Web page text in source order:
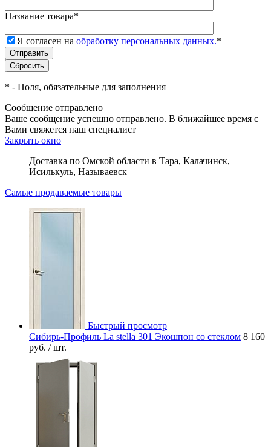
Название товара*
Я согласен на обработку персональных данных.*
* - Поля, обязательные для заполнения
Сообщение отправлено
Ваше сообщение успешно отправлено. В ближайшее время с
Вами свяжется наш специалист
Закрыть окно
Доставка по Омской области в Тара, Калачинск,
Исилькуль, Называевск
Самые продаваемые товары
Быстрый просмотр
Сибирь-Профиль La stella 301 Экошпон со стеклом 8 160
руб. / шт.